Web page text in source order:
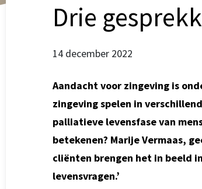
Drie
14 december 2022
Aandacht voor zingeving is
zingeving spelen in
palliatieve levensfase van
betekenen? Marije Vermaas,
cliënten brengen het in beeld
levensvragen.’